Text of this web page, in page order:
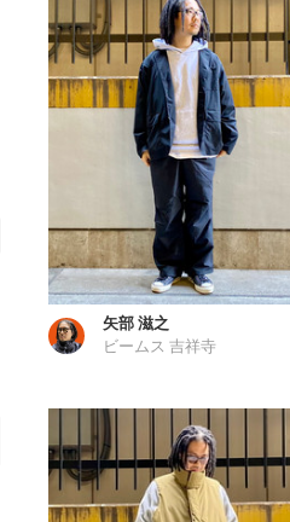
矢部 滋之
ビームス 吉祥寺